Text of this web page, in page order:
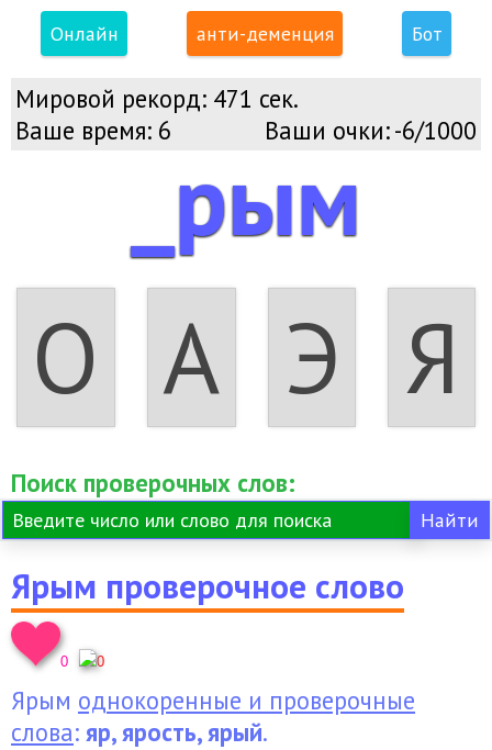
Онлайн анти-деменция Бот
Мировой рекорд: 471 сек.
Ваше время: 6 Ваши очки:-6/1000
_рым
О А Э Я
Поиск проверочных слов:
Ярым проверочное слово
0 0
Ярым однокоренные и проверочные
слова: яр, ярость, ярый.